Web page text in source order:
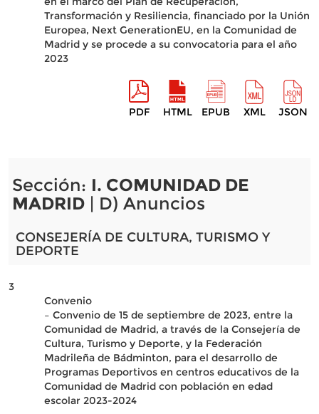
Transformación y Resiliencia, financiado por la Unión
Europea, Next GenerationEU, en la Comunidad de
Madrid y se procede a su convocatoria para el año
2023
PDF HTML EPUB XML JSON
Sección: I. COMUNIDAD DE
MADRID| D) Anuncios
CONSEJERÍA DE CULTURA, TURISMO Y
DEPORTE
3
Convenio
– Convenio de 15 de septiembre de 2023, entre la
Comunidad de Madrid, a través de la Consejería de
Cultura, Turismo y Deporte, y la Federación
Madrileña de Bádminton, para el desarrollo de
Programas Deportivos en centros educativos de la
Comunidad de Madrid con población en edad
escolar 2023-2024